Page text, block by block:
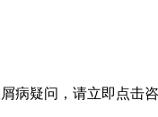
病疑问，请立即点击